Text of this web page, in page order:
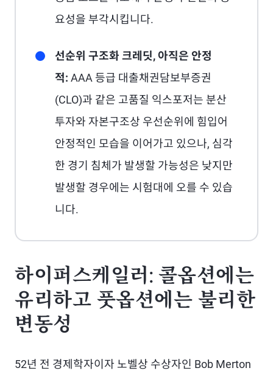
요성을 부각시킵니다.
선순위 구조화 크레딧, 아직은 안정
적: AAA 등급 대출채권담보부증권
(CLO)과 같은 고품질 익스포저는 분산
투자와 자본구조상 우선순위에 힘입어
안정적인 모습을 이어가고 있으나, 심각
한 경기 침체가 발생할 가능성은 낮지만
발생할 경우에는 시험대에 오를 수 있습
니다.
하이퍼스케일러: 콜옵션에는
유리하고 풋옵션에는 불리한
변동성
52년 전 경제학자이자 노벨상 수상자인 Bob Merton